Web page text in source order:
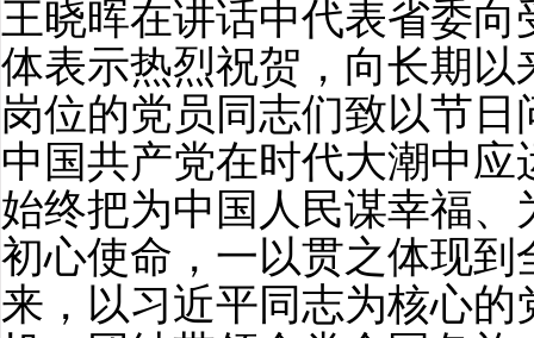
王晓晖在讲话中代表省委
体表示热烈祝贺，向长期
岗位的党员同志们致以节
中国共产党在时代大潮中
始终把为中国人民谋幸福
初心使命，一以贯之体现
来，以习近平同志为核心